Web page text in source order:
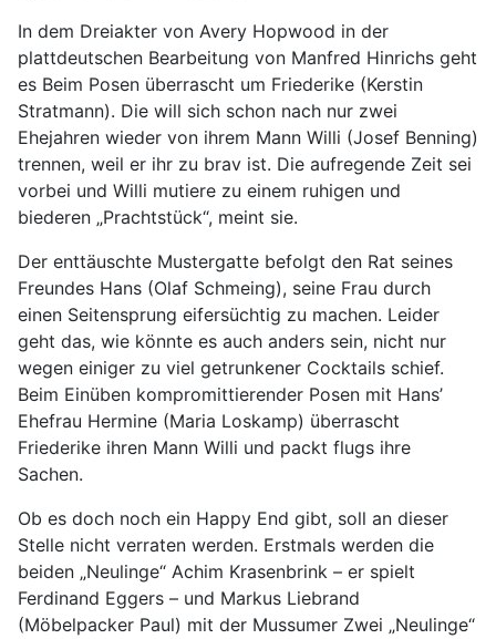
In dem Dreiakter von Avery Hopwood in der
plattdeutschen Bearbeitung von Manfred Hinrichs geht
es Beim Posen überrascht um Friederike (Kerstin
Stratmann). Die will sich schon nach nur zwei
Ehejahren wieder von ihrem Mann Willi (Josef Benning)
trennen, weil er ihr zu brav ist. Die aufregende Zeit sei
vorbei und Willi mutiere zu einem ruhigen und
biederen „Prachtstück“, meint sie.
Der enttäuschte Mustergatte befolgt den Rat seines
Freundes Hans (Olaf Schmeing), seine Frau durch
einen Seitensprung eifersüchtig zu machen. Leider
geht das, wie könnte es auch anders sein, nicht nur
wegen einiger zu viel getrunkener Cocktails schief.
Beim Einüben kompromittierender Posen mit Hans’
Ehefrau Hermine (Maria Loskamp) überrascht
Friederike ihren Mann Willi und packt flugs ihre
Sachen.
Ob es doch noch ein Happy End gibt, soll an dieser
Stelle nicht verraten werden. Erstmals werden die
beiden „Neulinge“ Achim Krasenbrink – er spielt
Ferdinand Eggers – und Markus Liebrand
(Möbelpacker Paul) mit der Mussumer Zwei „Neulinge“